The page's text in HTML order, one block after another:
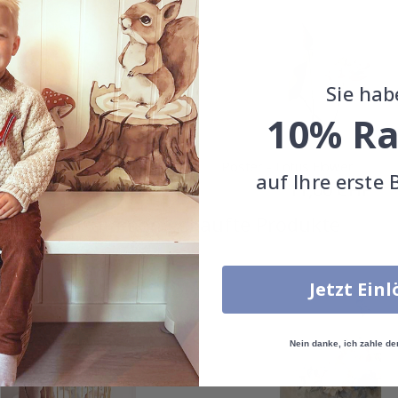
William Morris Botanisch
Special
Price
11,00 CHF Special
11,00 CHF
Zusammen gekaufte Produkte
Sie
10%
auf Ihre erste
Jetzt
Nein danke, ich zahle